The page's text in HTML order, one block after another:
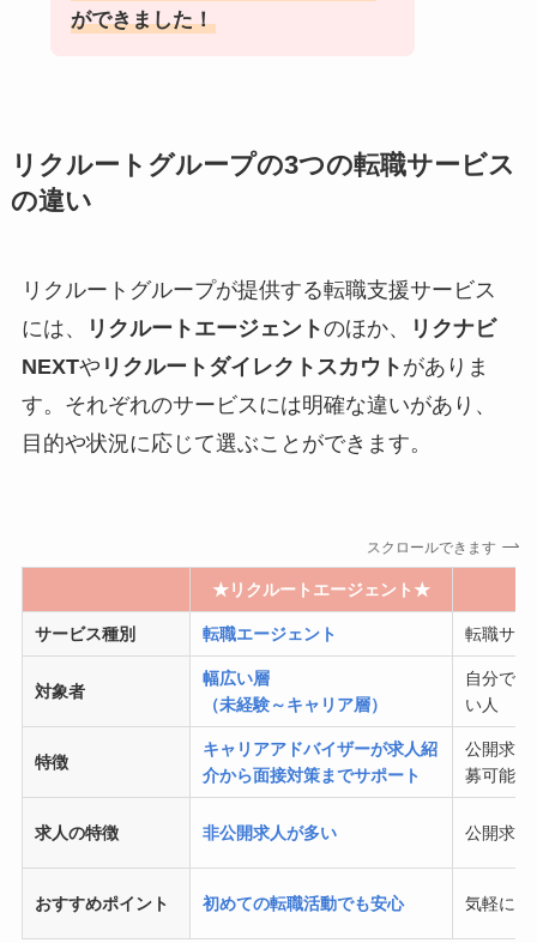
ができました！
リクルートグループの3つの転職サービス
の違い
リクルートグループが提供する転職支援サービス
には、
リクルートエージェントのほか、
リクナビ
NEXTや リクルートダイレクトスカウト がありま
す。それぞれのサービスには明確な違いがあり、
目的や状況に応じて選ぶことができます。
スクロールできます
★リクルートエージェント★
サービス種別 転職エージェント 転職サイ
対象者
幅広い層
（未経験～キャリア層）
自分で
い人
特徴
キャリアアドバイザーが求人紹
介から面接対策までサポート
公開求
募可能
求人の特徴 非公開求人が多い 公開求人
おすすめポイント 初めての転職活動でも安心 気軽に